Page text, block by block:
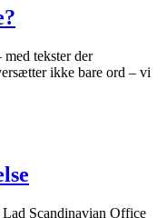
med tekster der
ikke bare ord – vi
Scandinavian Office